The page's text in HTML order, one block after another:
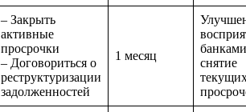
– Закрыть
активные
просрочки
– Договориться о
реструктуризации
задолженностей
1 месяц
снятие